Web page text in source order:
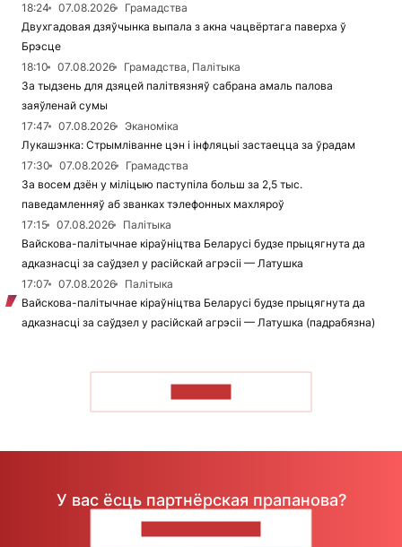
18:24
07.08.2026
Грамадства
Двухгадовая дзяўчынка выпала з акна чацвёртага паверха ў
Брэсце
18:10
07.08.2026
Грамадства, Палітыка
За тыдзень для дзяцей палітвязняў сабрана амаль палова
заяўленай сумы
17:47
07.08.2026
Эканоміка
Лукашэнка: Стрымліванне цэн і інфляцыі застаецца за ўрадам
17:30
07.08.2026
Грамадства
За восем дзён у міліцыю паступіла больш за 2,5 тыс.
паведамленняў аб званках тэлефонных махляроў
17:15
07.08.2026
Палітыка
Вайскова-палітычнае кіраўніцтва Беларусі будзе прыцягнута да
адказнасці за саўдзел у расійскай агрэсіі — Латушка
17:07
07.08.2026
Палітыка
Вайскова-палітычнае кіраўніцтва Беларусі будзе прыцягнута да
адказнасці за саўдзел у расійскай агрэсіі — Латушка (падрабязна)
У вас ёсць партнёрская прапанова?